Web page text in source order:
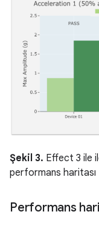
Şekil 3. Effect 3 ile
performans haritası
Performans